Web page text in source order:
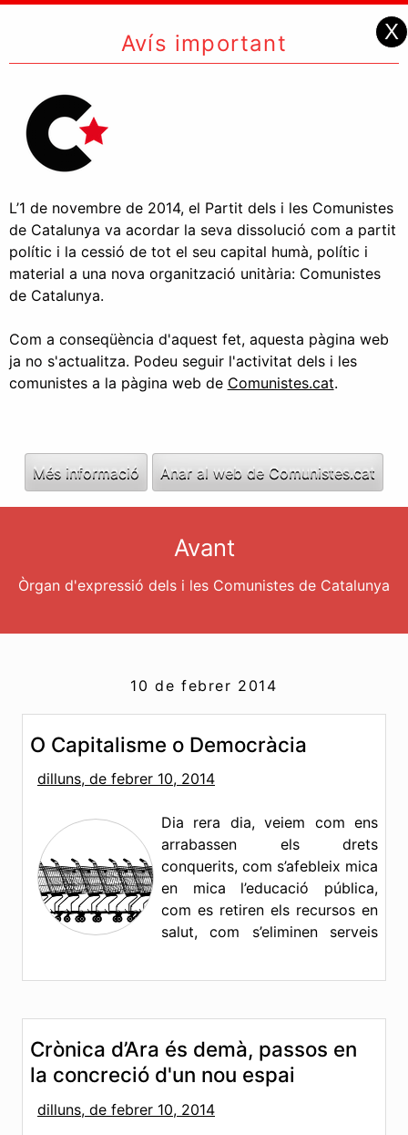
Avís important
L’1 de novembre de 2014, el Partit dels i les Comunistes
de Catalunya va acordar la seva dissolució com a partit
polític i la cessió de tot el seu capital humà, polític i
material a una nova organització unitària: Comunistes
de Catalunya.
Com a conseqüència d'aquest fet, aquesta pàgina web
ja no s'actualitza. Podeu seguir l'activitat dels i les
comunistes a la pàgina web de Comunistes.cat.
Més informació Anar al web de Comunistes.cat
X
Avant
Òrgan d'expressió dels i les Comunistes de Catalunya
10 de febrer 2014
O Capitalisme o Democràcia
dilluns, de febrer 10, 2014
Dia rera dia, veiem com ens
arrabassen els drets
conquerits, com s’afebleix mica
en mica l’educació pública,
com es retiren els recursos en
salut, com s’eliminen serveis
perdem drets laborals, com treballem cada cop
bandes els abusos de poder, com s’estén la por a
perdre la feina, com acceptem cada vegada
pitjors condicions. Més informació »
Crònica d’Ara és demà, passos en
la concreció d'un nou espai
dilluns, de febrer 10, 2014